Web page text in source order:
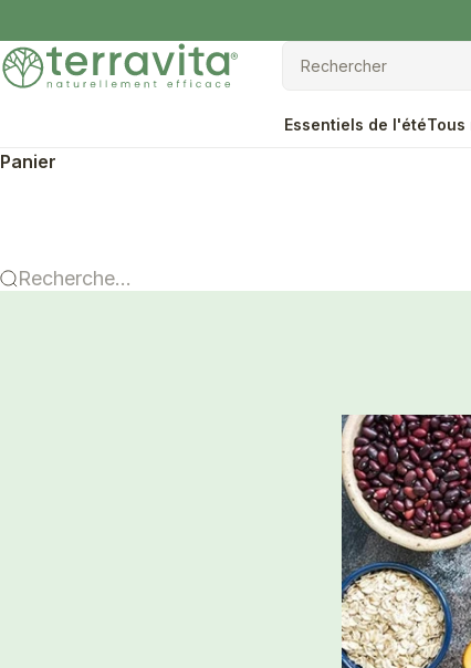
Terravita
Rechercher
Rechercher
Essentiels de l'étéTous
Panier
Recherche...